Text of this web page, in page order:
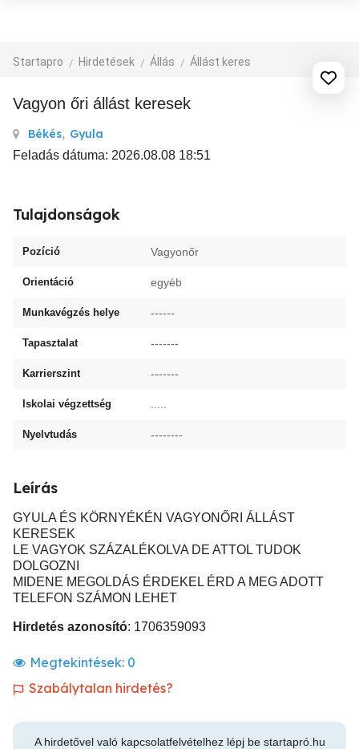
Startapro Hirdetések Állás Állást keres
Vagyon őri állást keresek
Békés, Gyula
Feladás dátuma: 2026.08.08 18:51
Tulajdonságok
Pozíció Vagyonőr
Orientáció egyéb
Munkavégzés helye ------
Tapasztalat -------
Karrierszint -------
Iskolai végzettség
Nyelvtudás --------
Leírás
GYULA ÉS KÖRNYÉKÉN VAGYONŐRI ÁLLÁST
KERESEK
LE VAGYOK SZÁZALÉKOLVA DE ATTOL TUDOK
DOLGOZNI
MIDENE MEGOLDÁS ÉRDEKEL ÉRD A MEG ADOTT
TELEFON SZÁMON LEHET
Hirdetés azonosító: 1706359093
Megtekintések: 0
Szabálytalan hirdetés?
A hirdetővel való kapcsolatfelvételhez lépj be startapró.hu